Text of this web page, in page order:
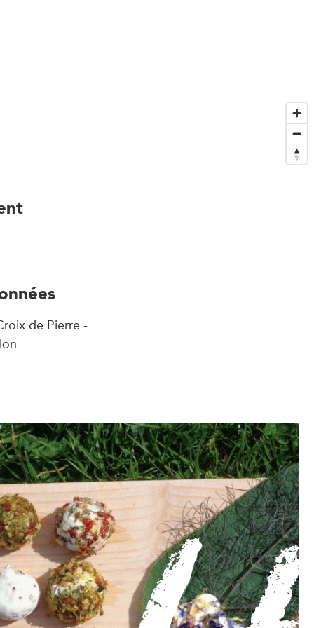
de Pierre -
Mieldetohogne
Artisan